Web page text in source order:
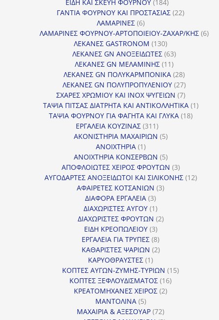
προϊόντα
ΕΙΔΗ ΚΑΙ ΣΚΕΥΗ ΦΟΥΡΝΟΥ 184184
προϊόντα
ΓΑΝΤΙΑ ΦΟΥΡΝΟΥ ΚΑΙ ΠΡΟΣΤΑΣΙΑΣ 2222
ΛΑΜΑΡΙΝΕΣ 66
προϊόντα
ΛΑΜΑΡΙΝΕΣ ΦΟΥΡΝΟΥ-ΑΡΤΟΠΟΙΕΙΟΥ-ΖΑΧΑΡ/ΚΗΣ 66
ΛΕΚΑΝΕΣ GASTRONOM 130130
προϊόντα
ΛΕΚΑΝΕΣ GN ΑΝΟΞΕΙΔΩΤΕΣ 6363
ΛΕΚΑΝΕΣ GN ΜΕΛΑΜΙΝΗΣ 1111
προϊόντα
ΛΕΚΑΝΕΣ GN ΠΟΛΥΚΑΡΜΠΟΝΙΚΑ 2828
προϊόντα
ΛΕΚΑΝΕΣ GN ΠΟΛΥΠΡΟΠΥΛΕΝΙΟΥ 2727
προϊόντα
ΣΧΑΡΕΣ ΧΡΩΜΙΟΥ ΚΑΙ INOX ΨΥΓΕΙΩΝ 77
προϊόντα
ΤΑΨΙΑ ΠΙΤΣΑΣ ΔΙΑΤΡΗΤΑ ΚΑΙ ΑΝΤΙΚΟΛΛΗΤΙΚΑ 11
ΤΑΨΙΑ ΦΟΥΡΝΟΥ ΓΙΑ ΦΑΓΗΤΑ ΚΑΙ ΓΛΥΚΑ 1818
ΕΡΓΑΛΕΙΑ ΚΟΥΖΙΝΑΣ 311311
προϊόντα
ΑΚΟΝΙΣΤΗΡΙΑ ΜΑΧΑΙΡΙΩΝ 55
ΑΝΟΙΧΤΗΡΙΑ 11
προϊόν
ΑΝΟΙΧΤΗΡΙΑ ΚΟΝΣΕΡΒΩΝ 55
προϊόντα
ΑΠΟΦΛΟΙΩΤΕΣ ΧΕΙΡΟΣ ΦΡΟΥΤΩΝ 33
προϊόντα
ΑΥΓΟΔΑΡΤΕΣ ΑΝΟΞΕΙΔΩΤΟΙ ΚΑΙ ΣΙΛΙΚΟΝΗΣ 1212
ΑΦΑΙΡΕΤΕΣ ΚΟΤΣΑΝΙΩΝ 33
ΔΙΑΦΟΡΑ ΕΡΓΑΛΕΙΑ 33
προϊόντα
ΔΙΑΧΩΡΙΣΤΕΣ ΑΥΓΟΥ 11
προϊόν
ΔΙΑΧΩΡΙΣΤΕΣ ΦΡΟΥΤΩΝ 22
ΕΙΔΗ ΚΡΕΟΠΩΛΕΙΟΥ 33
προϊόντα
ΕΡΓΑΛΕΙΑ ΓΙΑ ΤΡΥΠΕΣ 88
προϊόντα
ΚΑΘΑΡΙΣΤΕΣ ΨΑΡΙΩΝ 22
ΚΑΡΥΟΘΡΑΥΣΤΕΣ 11
προϊόν
ΚΟΠΤΕΣ ΑΥΓΩΝ-ΖΥΜΗΣ-ΤΥΡΙΩΝ 1515
ΚΟΠΤΕΣ ΞΕΦΛΟΥΔΙΣΜΑΤΟΣ 1616
ΚΡΕΑΤΟΜΗΧΑΝΕΣ ΧΕΙΡΟΣ 22
ΜΑΝΤΟΛΙΝΑ 55
προϊόντα
ΜΑΧΑΙΡΙΑ & ΑΞΕΣΟΥΑΡ 7272